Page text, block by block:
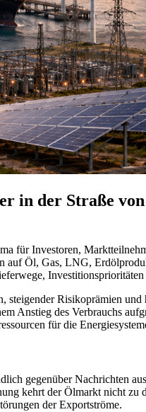
in der Straße
für Investoren,
Öl, Gas, LNG,
Risikoprämien
Anstieg des Verbrauchs
für die
gegenüber Nachrichten
kehrt der Ölmarkt nicht
der Exportströme.